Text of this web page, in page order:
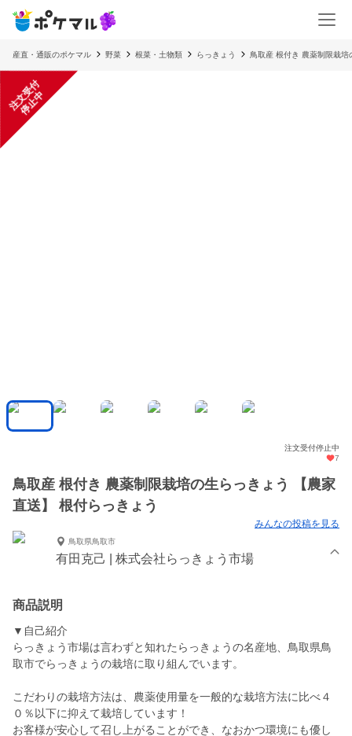
産直・通販のポケマル 野菜 根菜・土物類 らっきょう 鳥取産 根付き 農薬制限栽
注
文
受
付
停
止
中
注文受付停止中
7
鳥取産 根付き 農薬制限栽培の生らっきょう 【農家
直送】 根付らっきょう
みんなの投稿を見る
鳥取県鳥取市
有田克己 | 株式会社らっきょう市場
商品説明
▼自己紹介
らっきょう市場は言わずと知れたらっきょうの名産地、鳥取県鳥
取市でらっきょうの栽培に取り組んでいます。
こだわりの栽培方法は、農薬使用量を一般的な栽培方法に比べ４
０％以下に抑えて栽培しています！
お客様が安心して召し上がることができ、なおかつ環境にも優し